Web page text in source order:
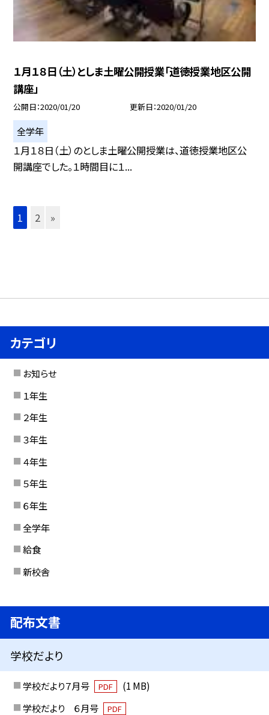
１月１８日（土）としま土曜公開授業「道徳授業地区公開
講座」
公開日 2020/01/20 更新日 2020/01/20
全学年
１月１８日（土）のとしま土曜公開授業は、道徳授業地区公
開講座でした。１時間目に１...
1 2 »
カテゴリ
お知らせ
１年生
２年生
３年生
４年生
５年生
６年生
全学年
給食
新校舎
配布文書
学校だより
学校だより７月号 PDF
(1 MB)
学校だより ６月号
PDF